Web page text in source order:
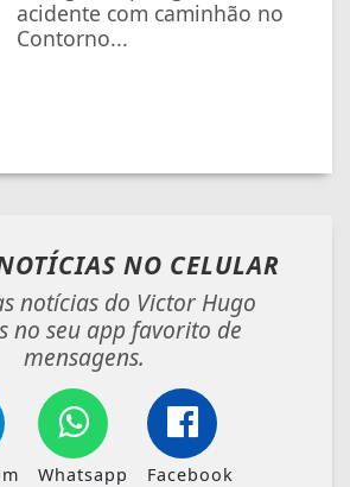
acidente com caminhão no
Contorno...
NO CELULAR
notícias do Victor Hugo
no seu app favorito de
mensagens.
Whatsapp Facebook